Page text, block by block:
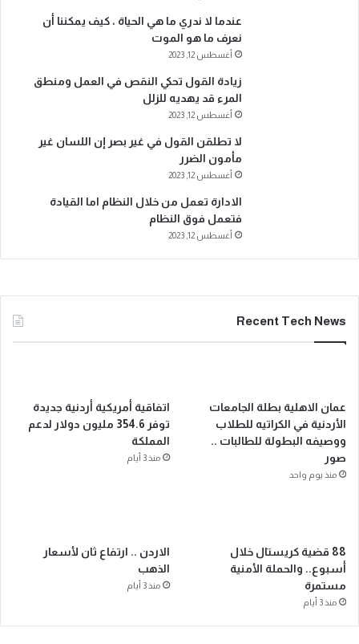
عندما لا ندري ما هي الحياة ، كيف يمكننا أن
نعرف ما هو الموت
أغسطس 12, 2023
زيادة القول تحكي النقص في العمل ومنطق
المرء قد يهديه للزلل
أغسطس 12, 2023
لا تطلقن القول في غير بصر إن اللسان غير
مأمون الضرر
أغسطس 12, 2023
الادارة تعمل من خلال النظام اما القيادة
فتعمل فوق النظام
أغسطس 12, 2023
Recent Tech News
عمان الاهلية بطلة الجامعات
الأردنية في الكراتيه للطلاب
ووصيفه البطولة للطالبات ..
صور
منذ يوم واحد
اتفاقية أمريكية أردنية جديدة
توفر 354.6 مليون دولار لدعم
المملكة
منذ 3 أيام
88 قضية كريستال خلال
أسبوع.. والحملة الأمنية
مستمرة
منذ 3 أيام
الاردن .. ارتفاع ثان لأسعار
الذهب
منذ 3 أيام